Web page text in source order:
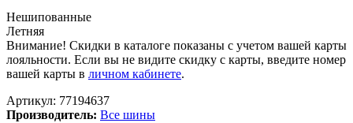
Нешипованные
Летняя
Внимание! Скидки в каталоге показаны с учетом вашей карты
лояльности. Если вы не видите скидку с карты, введите номер
вашей карты в личном кабинете.
Артикул: 77194637
Производитель: Все шины